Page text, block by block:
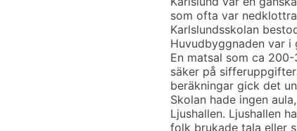
som ofta var
Karlslundsskolan
Huvudbyggnaden var
En matsal som ca
säker på
beräkningar gick det
Skolan hade ingen
Ljushallen. Ljushallen
folk brukade tala eller